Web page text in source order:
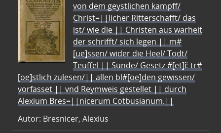
von dem geystlichen kampff/
Christ=||licher Ritterschafft/ das
ist/ wie die || Christen aus warheit
der schrifft/ sich legen || m#
[ue]ssen/ wider die Heel/ Todt/
Teuffel || Sünde/ Gesetz #[et]c̃ tr#
[oe]stlich zulesen/|| allen bl#[oe]den gewissen/
vorfasset || vnd Reymweis gestellet || durch
Alexium Bres=||nicerum Cotbusianum.||
Autor: Bresnicer, Alexius